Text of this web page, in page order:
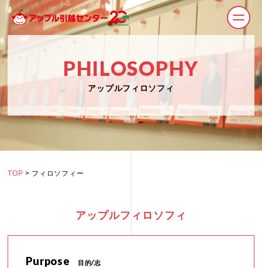
PHILOSOPHY
アップルフィロソフィ
TOP > フィロソフィー
アップルフィロソフィ
Purpose 目的/志